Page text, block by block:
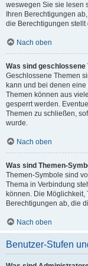
weswegen Sie sie lesen
Ihren Berechtigungen
die Berechtigungen
Nach oben
Was sind geschlossene
Geschlossene Themen
kann und bei denen
Themen können aus
gesperrt werden.
Themen zu schließen,
wurde.
Nach oben
Was sind Themen-
Themen-Symbole sind
Thema in Verbindung
können. Die
Berechtigungen ab, die
Nach oben
Benutzer-Stufen